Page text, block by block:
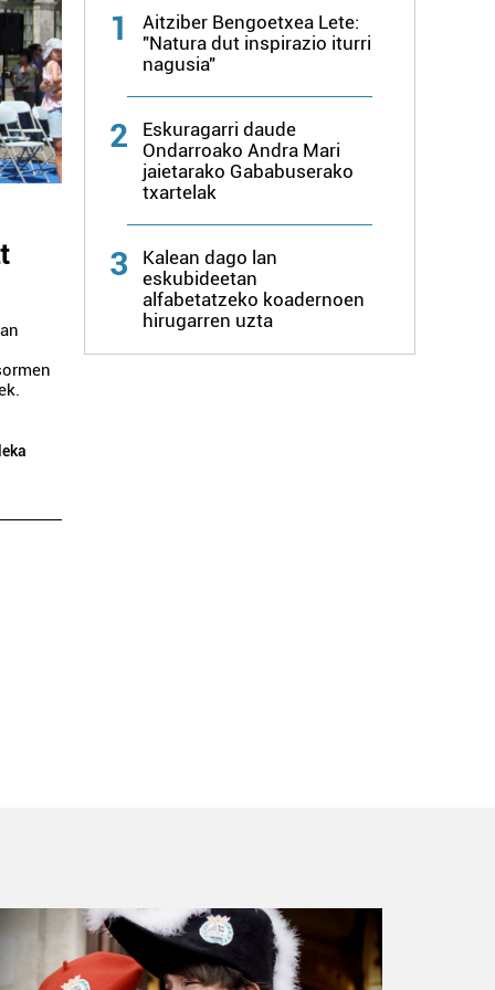
1
Aitziber Bengoetxea Lete:
"Natura dut inspirazio iturri
nagusia"
2
Eskuragarri daude
Ondarroako Andra Mari
jaietarako Gababuserako
txartelak
3
Kalean dago lan
eskubideetan
alfabetatzeko koadernoen
hirugarren uzta